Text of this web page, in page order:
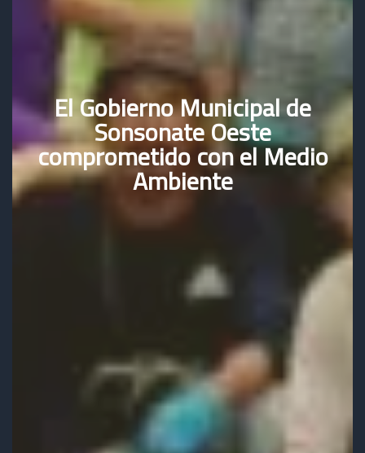
El Gobierno Municipal de
Sonsonate Oeste
comprometido con el Medio
Ambiente